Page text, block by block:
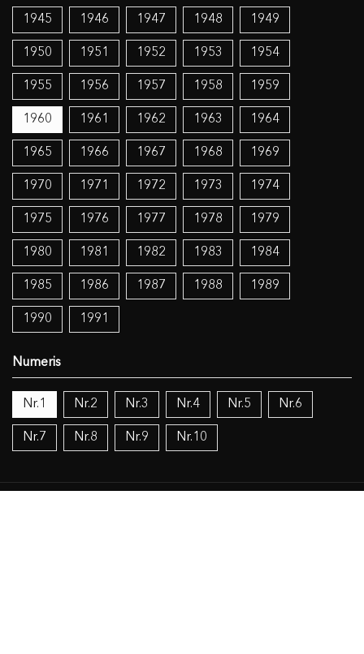
1945 1946 1947 1948 1949
1950 1951 1952 1953 1954
1955 1956 1957 1958 1959
1960 1961 1962 1963 1964
1965 1966 1967 1968 1969
1970 1971 1972 1973 1974
1975 1976 1977 1978 1979
1980 1981 1982 1983 1984
1985 1986 1987 1988 1989
1990 1991
Nr.1 Nr.2 Nr.3 Nr.4 Nr.5 Nr.6
Nr.7 Nr.8 Nr.9 Nr.10